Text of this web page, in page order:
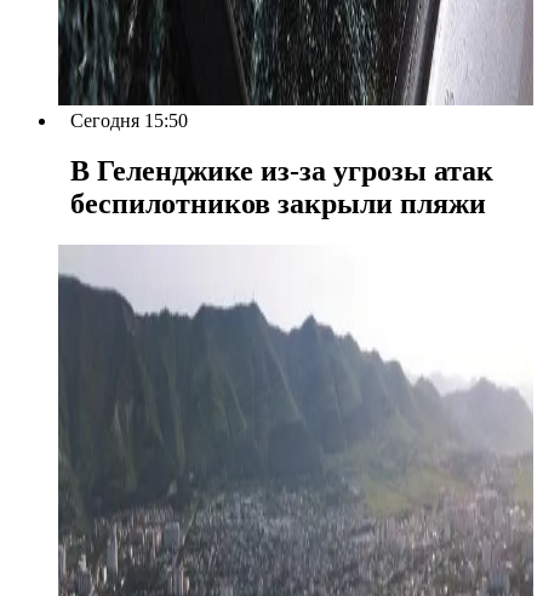
Сегодня 15:50
В Геленджике из-за угрозы атак
беспилотников закрыли пляжи